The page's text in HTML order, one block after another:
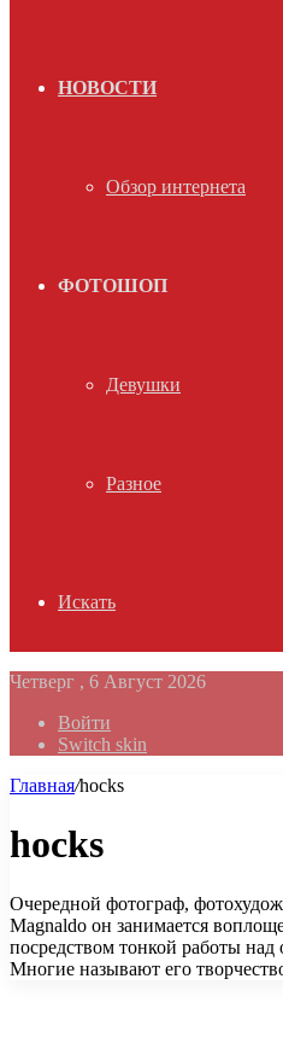
НОВОСТИ
Обзор интернета
ФОТОШОП
Девушки
Разное
Искать
Четверг , 6 Август 2026
Войти
Switch skin
Главная/hocks
hocks
Очередной фотограф,
Magnaldo он занимается
посредством тонкой работы
Многие называют его